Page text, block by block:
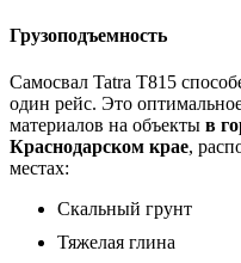
Грузоподъемность
Самосвал Tatra T815
один рейс. Это
материалов на объекты в
Краснодарском крае,
местах:
Скальный грунт
Тяжелая глина